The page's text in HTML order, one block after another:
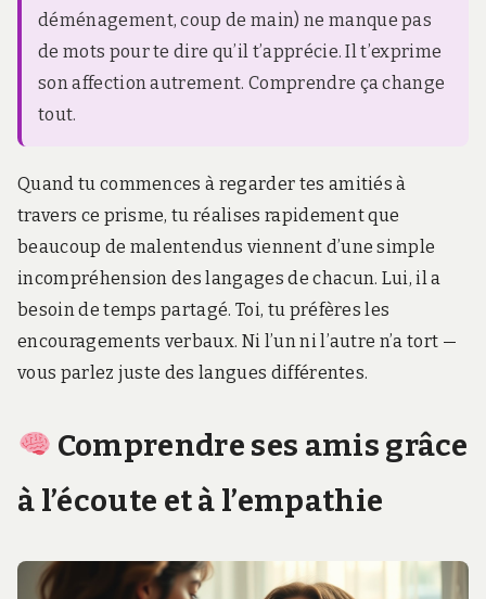
déménagement, coup de main) ne manque pas
de mots pour te dire qu’il t’apprécie. Il t’exprime
son affection autrement. Comprendre ça change
tout.
Quand tu commences à regarder tes amitiés à
travers ce prisme, tu réalises rapidement que
beaucoup de malentendus viennent d’une simple
incompréhension des langages de chacun. Lui, il a
besoin de temps partagé. Toi, tu préfères les
encouragements verbaux. Ni l’un ni l’autre n’a tort —
vous parlez juste des langues différentes.
Comprendre ses amis grâce
à l’écoute et à l’empathie